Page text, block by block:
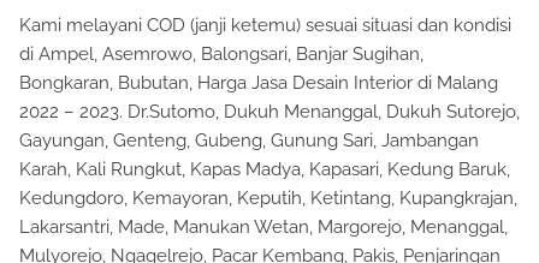
Kami melayani COD (janji ketemu) sesuai situasi dan kondisi
di Ampel, Asemrowo, Balongsari, Banjar Sugihan,
Bongkaran, Bubutan, Harga Jasa Desain Interior di Malang
2022 – 2023. Dr.Sutomo, Dukuh Menanggal, Dukuh Sutorejo,
Gayungan, Genteng, Gubeng, Gunung Sari, Jambangan
Karah, Kali Rungkut, Kapas Madya, Kapasari, Kedung Baruk,
Kedungdoro, Kemayoran, Keputih, Ketintang, Kupangkrajan,
Lakarsantri, Made, Manukan Wetan, Margorejo, Menanggal,
Mulyorejo, Ngagelrejo, Pacar Kembang, Pakis, Penjaringan